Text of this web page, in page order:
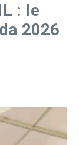
: le
2026